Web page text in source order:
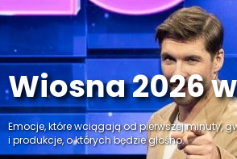
Wiosna 2026
Emocje, które wciągają od pierwszej minuty,
i produkcje, o których będzie głośno.